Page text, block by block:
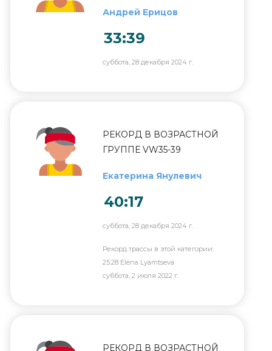
Андрей Ерицов
33:39
суббота, 28 декабря 2024 г.
РЕКОРД В ВОЗРАСТНОЙ
ГРУППЕ VW35-39
Екатерина Янулевич
40:17
суббота, 28 декабря 2024 г.
Рекорд трассы в этой категории:
25:28 Elena Lyamtseva
суббота, 2 июля 2022 г.
РЕКОРД В ВОЗРАСТНОЙ